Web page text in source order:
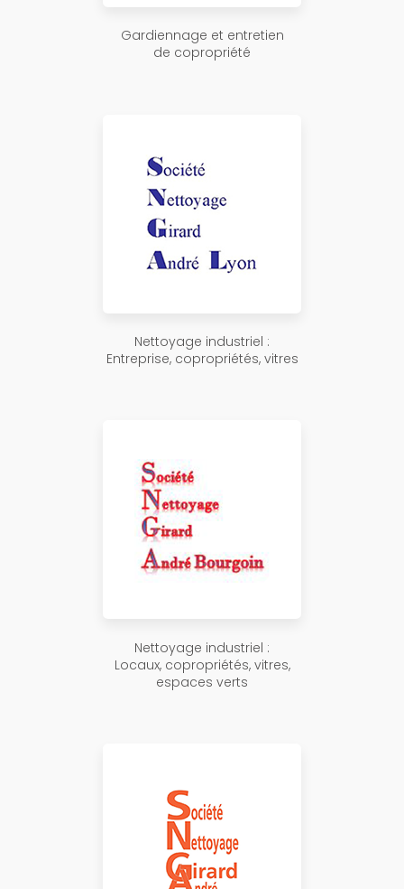
Gardiennage et entretien
de copropriété
Nettoyage industriel :
Entreprise, copropriétés, vitres
Nettoyage industriel :
Locaux, copropriétés, vitres,
espaces verts